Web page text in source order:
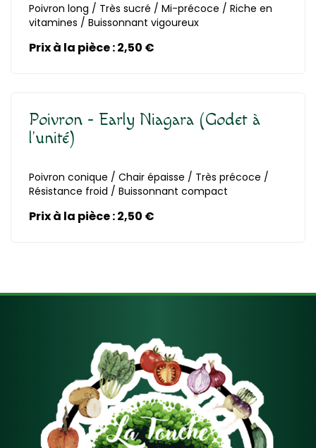
Poivron long / Très sucré / Mi-précoce / Riche en
vitamines / Buissonnant vigoureux
Prix à la pièce : 2,50 €
En savoir plus
Poivron - Early Niagara (Godet à
l'unité)
Poivron conique / Chair épaisse / Très précoce /
Résistance froid / Buissonnant compact
Prix à la pièce : 2,50 €
En savoir plus